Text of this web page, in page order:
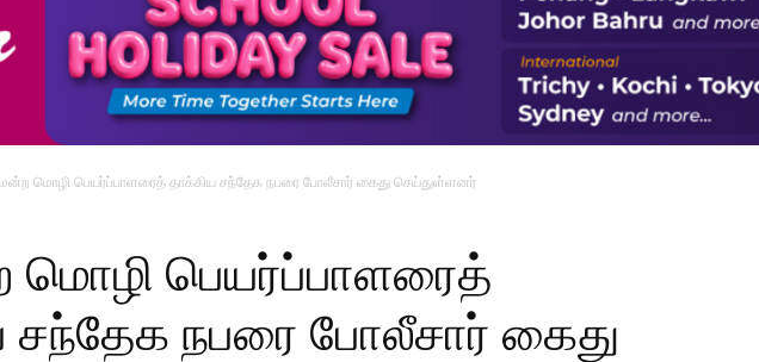
மொழி பெயர்ப்பாளரைத் தாக்கிய சந்தேக நபரை போலீசார் கைது செய்துள்ளனர்
மொழி பெயர்ப்பாளரைத்
சந்தேக நபரை போலீசார் கைது